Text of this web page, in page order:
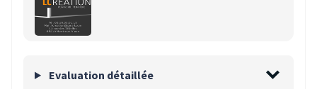
Evaluation détaillée